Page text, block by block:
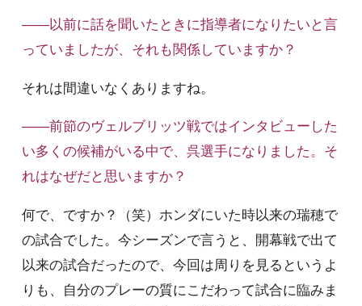
――以前に話を聞いたときに指導者になりたいと言
っていましたが、それも関係していますか？
それは間違いなくありますね。
――前節のヴェルブリッツ戦ではインタビューした
い多くの候補がいる中で、呉選手になりました。そ
れはなぜだと思いますか？
何で、ですか？（笑）ホンダにいた時以来の瑞穂で
の試合でした。今シーズンで言うと、開幕戦で出て
以来の試合だったので、今回は周りを見るというよ
りも、自分のプレーの質にこだわって試合に臨みま